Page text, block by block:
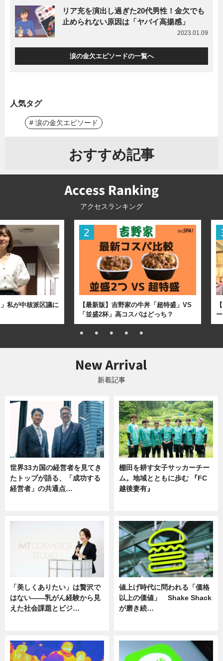
リア充を演出し過ぎた20代男性！金欠でも
止められない原因は「ヤバイ高揚感」
2023.01.09
涙の金欠エピソードの一覧へ
人気タグ
# 涙の金欠エピソード
おすすめ記事
アクセスランキング
私が中核派区議に
【最新版】吉野家の牛丼「超特盛」VS
「並盛2杯」高コスパはどっち？
新着記事
世界33カ国の経営者を見てき
たトップが語る、「成功する
経営者」の共通点…
棚田を耕す女子サッカーチー
ム。地域とともに歩む 『FC
越後妻有』
「美しくありたい」は贅沢で
はない――乳がん経験から見
えた社会課題とビジ…
値上げ時代に問われる「価格
以上の価値」 Shake Shack
が磨き続…